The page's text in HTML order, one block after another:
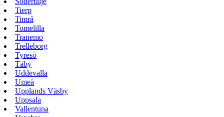
Tierp
Timrå
Tomelilla
Tranemo
Trelleborg
Tyresö
Täby
Uddevalla
Umeå
Upplands Väsby
Uppsala
Vallentuna